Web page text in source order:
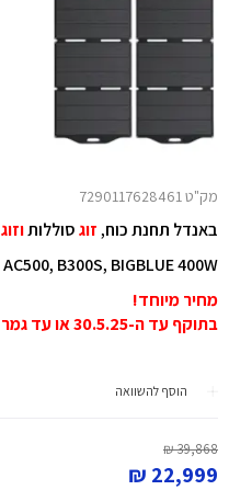
מק"ט 7290117628461
באנדל תחנת כוח,זוגסוללותוזוג
AC500, B300S, BIGBLUE 400W
מחיר מיוחד!
בתוקף עד ה-30.5.25 או עד גמר המלאי, המוקדם שמביניהם.
הוסף להשוואה
39,868 ₪
22,999 ₪